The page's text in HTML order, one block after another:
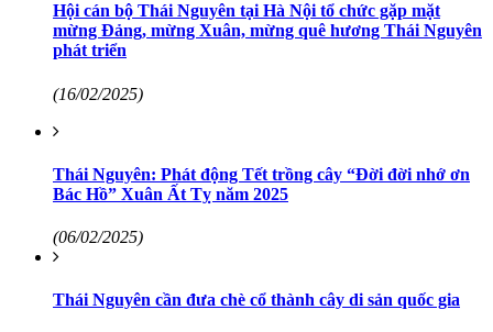
Hội cán bộ Thái Nguyên tại Hà Nội tổ chức gặp mặt
mừng Đảng, mừng Xuân, mừng quê hương Thái Nguyên
phát triển
(16/02/2025)
Thái Nguyên: Phát động Tết trồng cây “Đời đời nhớ ơn
Bác Hồ” Xuân Ất Tỵ năm 2025
(06/02/2025)
Thái Nguyên cần đưa chè cổ thành cây di sản quốc gia